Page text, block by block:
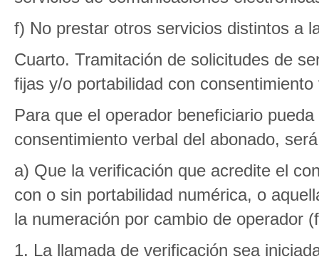
f) No prestar otros servicios distintos a
Cuarto. Tramitación de solicitudes de
fijas y/o portabilidad con consentimiento
Para que el operador beneficiario
consentimiento verbal del abonado,
a) Que la verificación que acredite el
con o sin portabilidad numérica, o
la numeración por cambio de operador
1. La llamada de verificación sea